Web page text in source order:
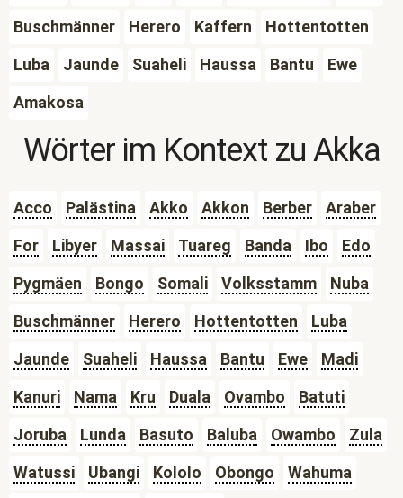
Buschmänner
Herero Kaffern
Hottentotten
Luba
Jaunde Suaheli Haussa Bantu
Ewe
Amakosa
Wörter im Kontext zu Akka
Acco Palästina Akko Akkon Berber
Araber
For
Libyer Massai Tuareg Banda Ibo
Edo
Pygmäen
Bongo Somali Volksstamm
Nuba
Buschmänner
Herero Hottentotten
Luba
Jaunde
Suaheli Haussa Bantu Ewe
Madi
Kanuri
Nama Kru Duala Ovambo
Batuti
Joruba
Lunda Basuto Baluba Owambo
Zula
Watussi
Ubangi Kololo Obongo Wahuma